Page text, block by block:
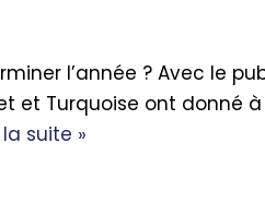
l’année ? Avec le
et Turquoise ont donné
la suite »